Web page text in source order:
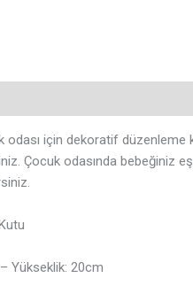
odası için dekoratif
Çocuk odasında bebeğiniz
Yükseklik: 20cm